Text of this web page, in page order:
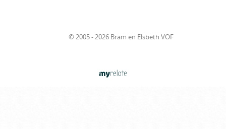
© 2005 - 2026 Bram en Elsbeth VOF